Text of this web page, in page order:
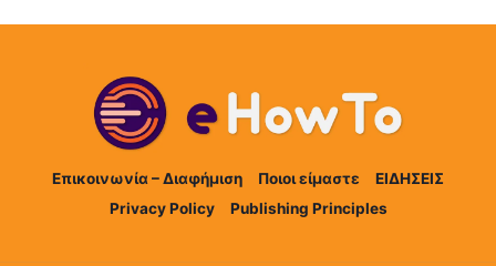
Επικοινωνία – Διαφήμιση Ποιοι είμαστε
ΕΙΔΗΣΕΙΣ
Privacy Policy
Publishing Principles